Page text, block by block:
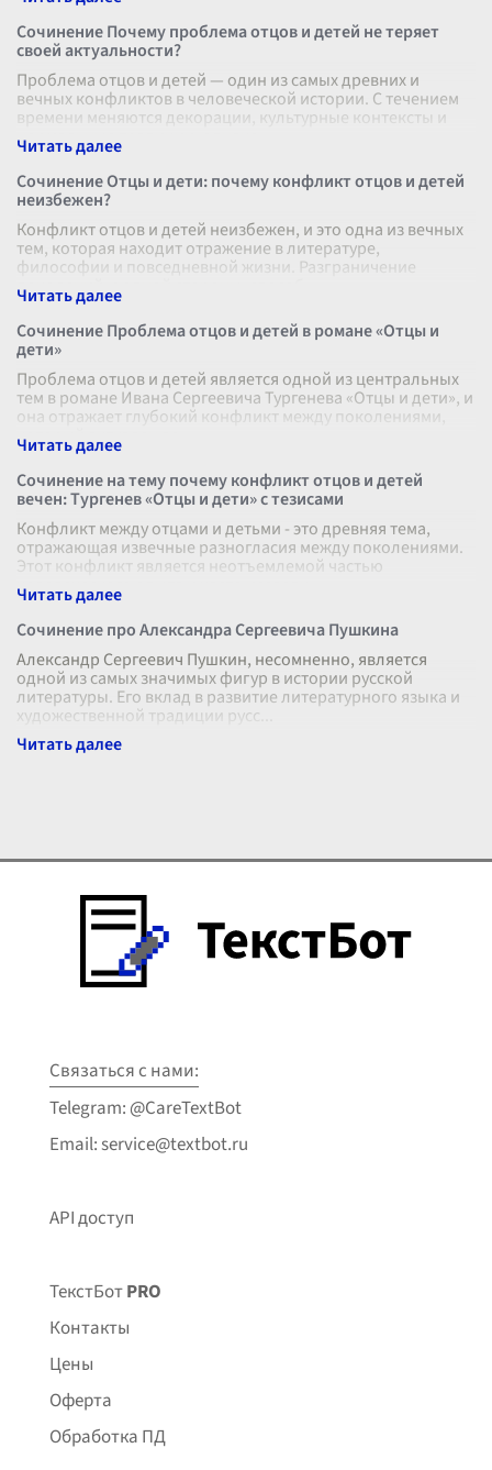
Сочинение Почему проблема отцов и детей не теряет
своей актуальности?
Проблема отцов и детей — один из самых древних и
вечных конфликтов в человеческой истории. С течением
времени меняются декорации, культурные контексты и
нормальные традиции, однако
Сочинение Отцы и дети: почему конфликт отцов и детей
неизбежен?
Конфликт отцов и детей неизбежен, и это одна из вечных
тем, которая находит отражение в литературе,
философии и повседневной жизни. Разграничение
поколений, с одной стороны, способ
Сочинение Проблема отцов и детей в романе «Отцы и
дети»
Проблема отцов и детей является одной из центральных
тем в романе Ивана Сергеевича Тургенева «Отцы и дети», и
она отражает глубокий конфликт между поколениями,
который актуален во
Сочинение на тему почему конфликт отцов и детей
вечен: Тургенев «Отцы и дети» с тезисами
Конфликт между отцами и детьми - это древняя тема,
отражающая извечные разногласия между поколениями.
Этот конфликт является неотъемлемой частью
человеческого опыта и часто исследу
Сочинение про Александра Сергеевича Пушкина
Александр Сергеевич Пушкин, несомненно, является
одной из самых значимых фигур в истории русской
литературы. Его вклад в развитие литературного языка и
художественной традиции русс
Связаться с нами:
Telegram: @CareTextBot
Email: service@textbot.ru
API доступ
ТекстБотPRO
Контакты
Цены
Оферта
Обработка ПД